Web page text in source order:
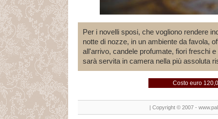
Per i novelli sposi, che vogliono rendere
notte di nozze, in un ambiente da favola,
all'arrivo, candele profumate, fiori freschi
sarà servita in camera nella più assoluta
Costo euro
| Copyright © 2007 -